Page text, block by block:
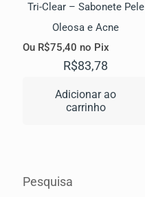
Tri-Clear – Sabonete Pele
Oleosa e Acne
Ou R$75,40 no Pix
R$83,78
Adicionar ao
carrinho
Pesquisa